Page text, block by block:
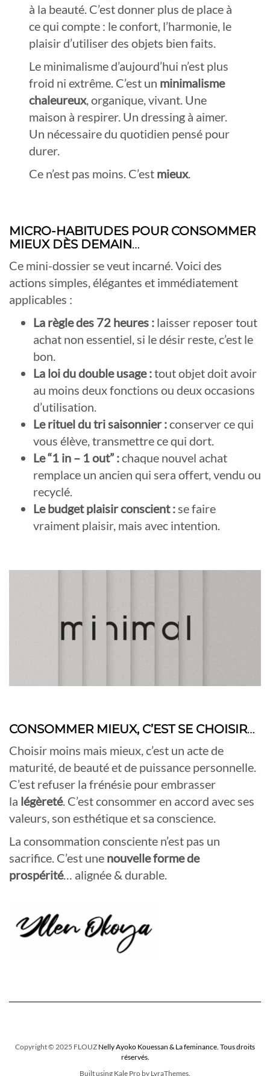
à la beauté. C’est donner plus de place à
ce qui compte : le confort, l’harmonie, le
plaisir d’utiliser des objets bien faits.
Le minimalisme d’aujourd’hui n’est plus
froid ni extrême. C’est un minimalisme
chaleureux, organique, vivant. Une
maison à respirer. Un dressing à aimer.
Un nécessaire du quotidien pensé pour
durer.
Ce n’est pas moins. C’est mieux.
MICRO-HABITUDES POUR CONSOMMER
MIEUX DÈS DEMAIN…
Ce mini-dossier se veut incarné. Voici des
actions simples, élégantes et immédiatement
applicables :
La règle des 72 heures : laisser reposer tout
achat non essentiel, si le désir reste, c’est le
bon.
La loi du double usage :tout objet doit avoir
au moins deux fonctions ou deux occasions
d’utilisation.
Le rituel du tri saisonnier :conserver ce qui
vous élève, transmettre ce qui dort.
Le “1 in – 1 out” :chaque nouvel achat
remplace un ancien qui sera offert, vendu ou
recyclé.
Le budget plaisir conscient :se faire
vraiment plaisir, mais avec intention.
CONSOMMER MIEUX, C’EST SE CHOISIR…
Choisir moins mais mieux, c’est un acte de
maturité, de beauté et de puissance personnelle.
C’est refuser la frénésie pour embrasser
la légèreté. C’est consommer en accord avec ses
valeurs, son esthétique et sa conscience.
La consommation consciente n’est pas un
sacrifice. C’est une nouvelle forme de
prospérité… alignée & durable.
Copyright © 2025 FLOUZ Nelly Ayoko Kouessan & La feminance. Tous droits
réservés.
Built using Kale Pro by LyraThemes